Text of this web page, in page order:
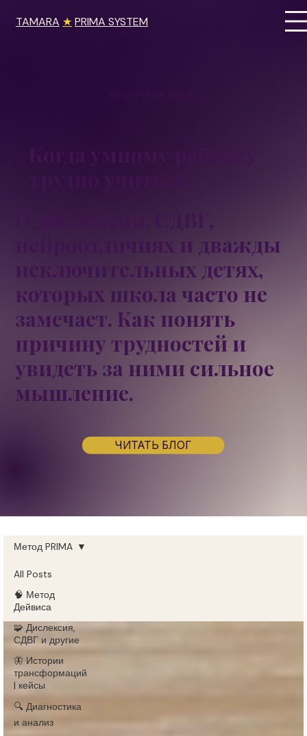
TAMARA ★ PRIMA SYSTEM
О дислексии, СДВГ,
нейроотличиях и дважды
исключительных детях,
которых школа часто не
замечает. Как понять
причину трудностей и
увидеть за ними сильное
мышление.
ЧИТАТЬ БЛОГ
All Posts
🧠 Метод
Дейвиса
🧩 Дислексия,
СДВГ и другие
🦋 Истории
трансформаций
| кейсы
🔍 Диагностика
и анализ
Метод PRIMA